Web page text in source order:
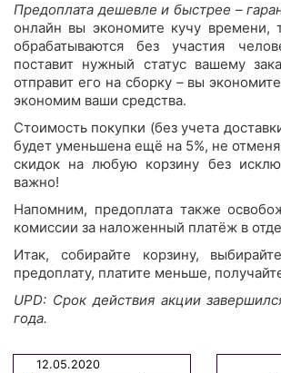
Предоплата дешевле и быстрее –
онлайн вы экономите кучу времени,
обрабатываются без участия
поставит нужный статус вашему
отправит его на сборку –вы
экономим ваши средства.
Стоимость покупки (без учета
будет уменьшена ещё на 5%, не
скидок на любую корзину без
важно!
Напомним, предоплата также
комиссии за наложенный платёж в
Итак, собирайте корзину,
предоплату, платите меньше,
UPD: Срок действия акции
года.
12.05.2020